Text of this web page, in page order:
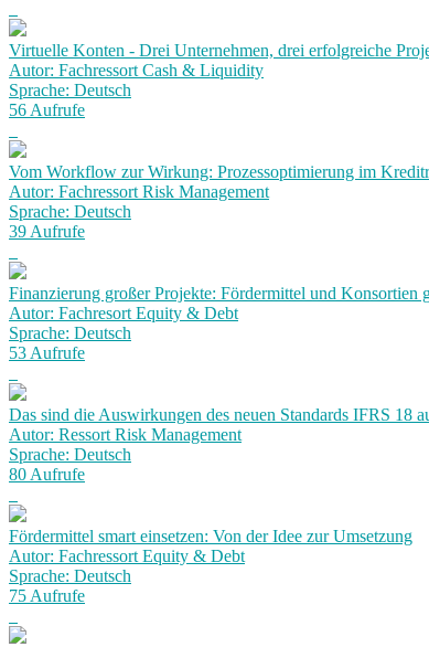
Virtuelle Konten - Drei Unternehmen, drei erfolgreiche
Autor: Fachressort Cash & Liquidity
Sprache: Deutsch
56 Aufrufe
Vom Workflow zur Wirkung: Prozessoptimierung im
Autor: Fachressort Risk Management
Sprache: Deutsch
39 Aufrufe
Finanzierung großer Projekte: Fördermittel und Konsortien
Autor: Fachresort Equity & Debt
Sprache: Deutsch
53 Aufrufe
Das sind die Auswirkungen des neuen Standards IFRS 18
Autor: Ressort Risk Management
Sprache: Deutsch
80 Aufrufe
Fördermittel smart einsetzen: Von der Idee zur Umsetzung
Autor: Fachressort Equity & Debt
Sprache: Deutsch
75 Aufrufe